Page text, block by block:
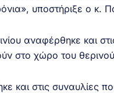
υποστήριξε ο κ.
αναφέρθηκε και
στο χώρο του
και στις συναυλίες